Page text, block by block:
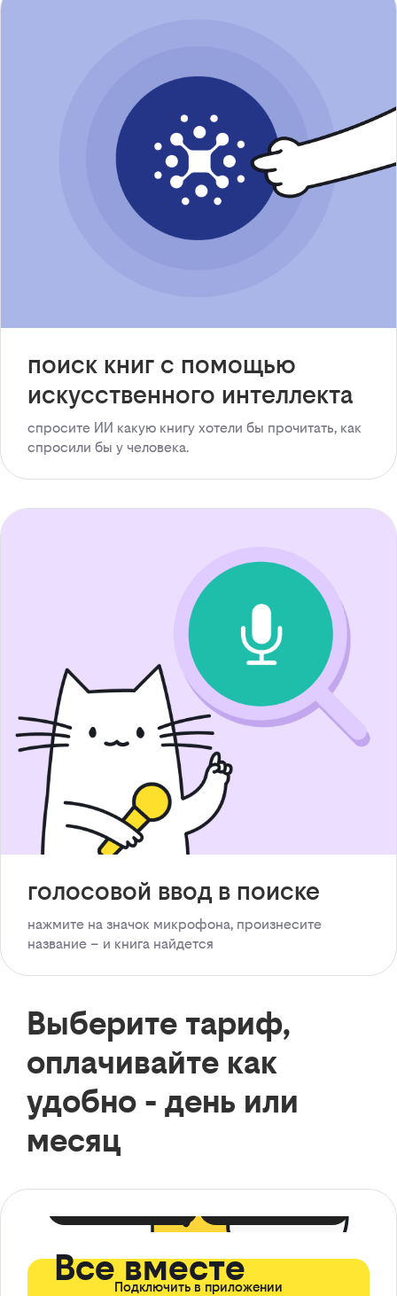
поиск книг с помощью
искусственного интеллекта
спросите ИИ какую книгу хотели бы прочитать, как
спросили бы у человека.
голосовой ввод в поиске
нажмите на значок микрофона, произнесите
название – и книга найдется
Выберите тариф,
оплачивайте как
удобно - день или
месяц
Все вместе
Подключить в приложении